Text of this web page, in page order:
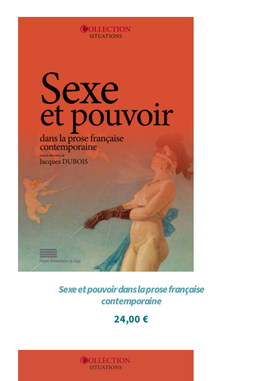
Sexe et pouvoir dans la prose française
contemporaine
24,00 €